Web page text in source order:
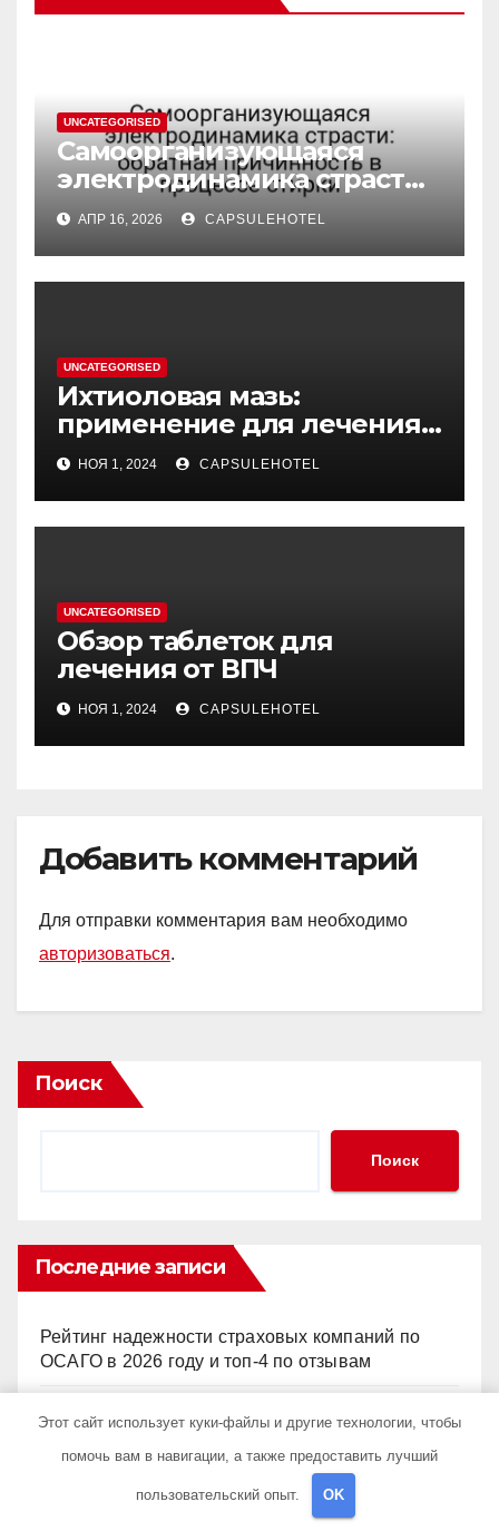
UNCATEGORISED
Самоорганизующаяся
электродинамика страсти:
обратная причинность в
процессе стирки
АПР 16, 2026 CAPSULEHOTEL
UNCATEGORISED
Ихтиоловая мазь:
применение для лечения
фурункулов
НОЯ 1, 2024 CAPSULEHOTEL
UNCATEGORISED
Обзор таблеток для
лечения от ВПЧ
НОЯ 1, 2024 CAPSULEHOTEL
Добавить комментарий
Для отправки комментария вам необходимо
авторизоваться.
Поиск
Поиск
Последние записи
Рейтинг надежности страховых компаний по
ОСАГО в 2026 году и топ-4 по отзывам
Оценка показателей эффективности рекламы
Личная охрана с почасовой оплатой: принципы
Этот сайт использует куки-файлы и другие технологии, чтобы
помочь вам в навигации, а также предоставить лучший
пользовательский опыт. OK